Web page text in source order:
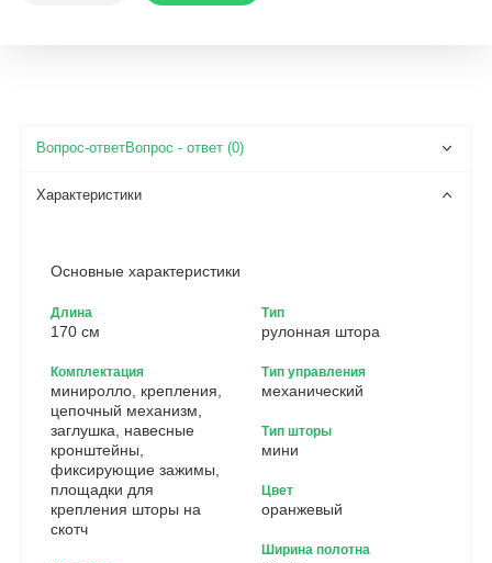
Вопрос - ответ (0)
Основные характеристики
Длина
170 см
Комплектация
миниролло, крепления,
цепочный механизм,
заглушка, навесные
кронштейны,
фиксирующие зажимы,
площадки для
крепления шторы на
скотч
Тип
рулонная штора
Тип управления
механический
Тип шторы
мини
Цвет
оранжевый
Ширина полотна